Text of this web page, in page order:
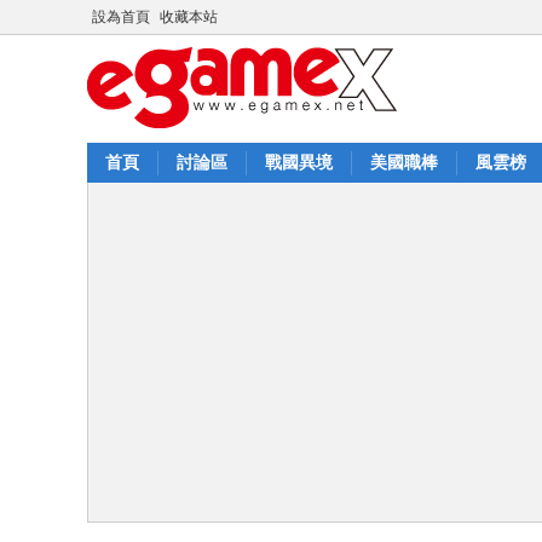
設為首頁 收藏本站
首頁 討論區 戰國異境 美國職棒 風雲榜